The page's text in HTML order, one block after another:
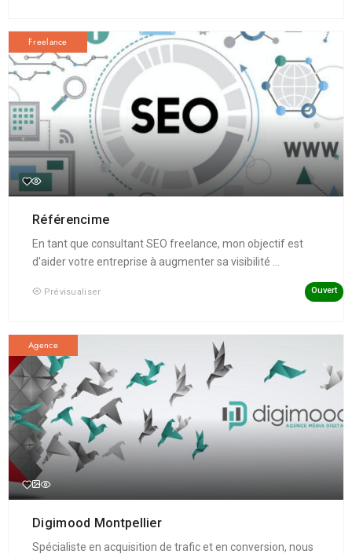
Freelance
Référencime
En tant que consultant SEO freelance, mon objectif est
d'aider votre entreprise à augmenter sa visibilité ...
Prévisualiser Ouvert
Agence
Digimood Montpellier
Spécialiste en acquisition de trafic et en conversion, nous